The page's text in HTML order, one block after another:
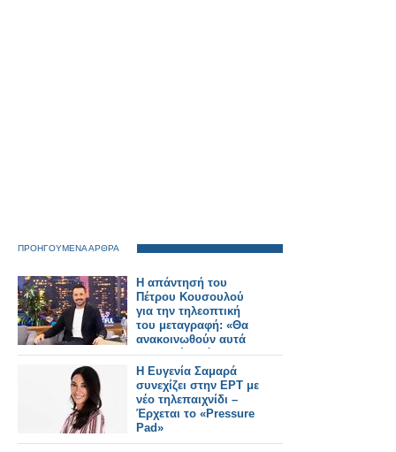
ΠΡΟΗΓΟΥΜΕΝΑ ΑΡΘΡΑ
Η απάντησή του
Πέτρου Κουσουλού
για την τηλεοπτική
του μεταγραφή: «Θα
ανακοινωθούν αυτά
που πρέπει όταν
τελειώσει η σεζόν»
Η Ευγενία Σαμαρά
συνεχίζει στην ΕΡΤ με
νέο τηλεπαιχνίδι –
Έρχεται το «Pressure
Pad»